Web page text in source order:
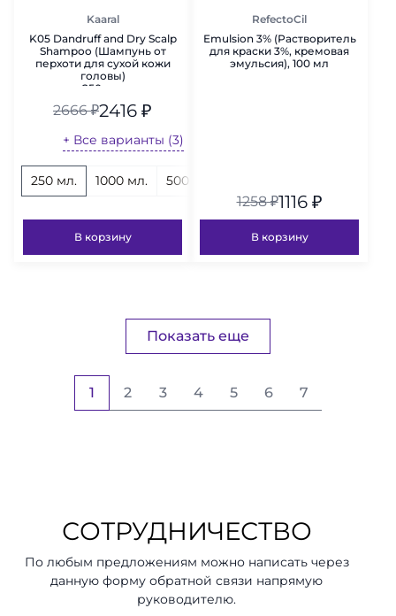
Kaaral
K05 Dandruff and Dry Scalp
Shampoo (Шампунь от
перхоти для сухой кожи
головы)
250 мл.
2666₽2416 ₽
+ Все варианты (3)
250 мл. 1000 мл. 500 мл.
В корзину
RefectoCil
Emulsion 3% (Растворитель
для краски 3%, кремовая
эмульсия), 100 мл
1258₽1116₽
В корзину
Показать еще
1 2 3 4 5 6 7
СОТРУДНИЧЕСТВО
По любым предложениям можно написать через
данную форму обратной связи напрямую
руководителю.